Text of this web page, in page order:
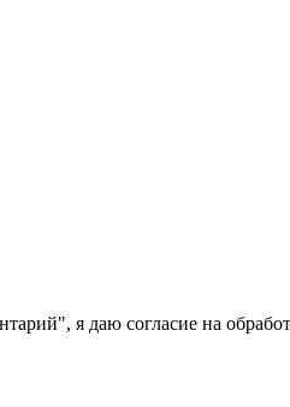
я даю согласие на